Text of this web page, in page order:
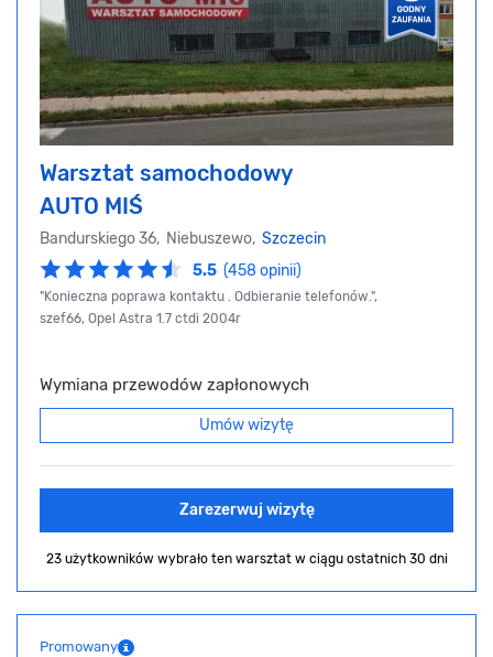
Warsztat samochodowy
AUTO MIŚ
Bandurskiego 36, Niebuszewo, Szczecin
5.5 (458 opinii)
"Konieczna poprawa kontaktu . Odbieranie telefonów.",
szef66, Opel Astra 1.7 ctdi 2004r
Wymiana przewodów zapłonowych
Umów wizytę
Zarezerwuj wizytę
23 użytkowników wybrało ten warsztat w ciągu ostatnich 30 dni
Promowany